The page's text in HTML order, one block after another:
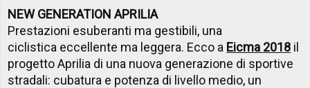
NEW GENERATION APRILIA
Prestazioni esuberanti ma gestibili, una
ciclistica eccellente ma leggera. Ecco a Eicma 2018 il
progetto Aprilia di una nuova generazione di sportive
stradali: cubatura e potenza di livello medio, un